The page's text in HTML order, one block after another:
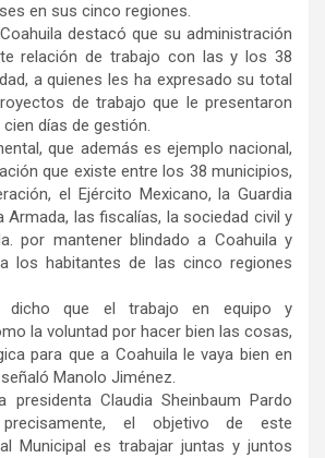
en sus cinco regiones.
destacó que su administración
relación de trabajo con las y los 38
a quienes les ha expresado su total
de trabajo que le presentaron
días de gestión.
que además es ejemplo nacional,
que existe entre los 38 municipios,
el Ejército Mexicano, la Guardia
Armada, las fiscalías, la sociedad civil y
por mantener blindado a Coahuila y
los habitantes de las cinco regiones
dicho que el trabajo en equipo y
la voluntad por hacer bien las cosas,
para que a Coahuila le vaya bien en
Manolo Jiménez.
presidenta Claudia Sheinbaum Pardo
el objetivo de este
Municipal es trabajar juntas y juntos